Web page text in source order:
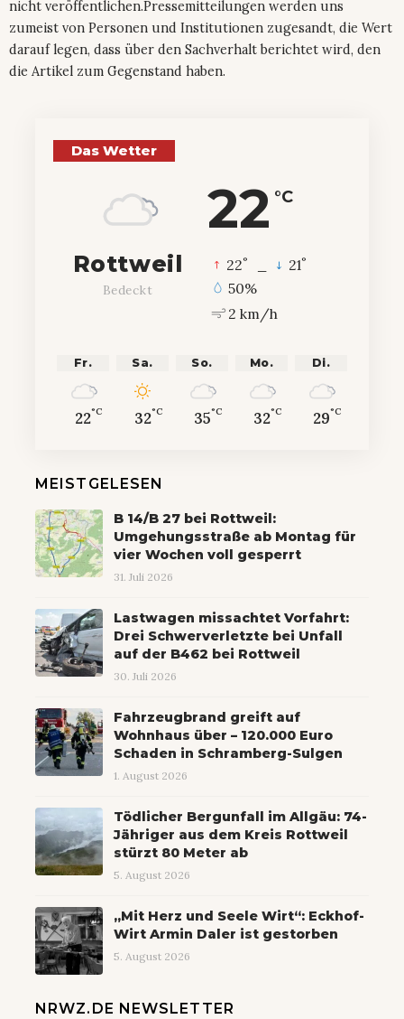
nicht veröffentlichen.Pressemitteilungen werden uns
zumeist von Personen und Institutionen zugesandt, die Wert
darauf legen, dass über den Sachverhalt berichtet wird, den
die Artikel zum Gegenstand haben.
Das Wetter
22 °C
Rottweil
Bedeckt
22° 21°
50%
2 km/h
Fr.
22°C
Sa.
32°C
So.
35°C
Mo.
32°C
Di.
29°C
MEISTGELESEN
B 14/B 27 bei Rottweil:
Umgehungsstraße ab Montag für
vier Wochen voll gesperrt
31. Juli 2026
Lastwagen missachtet Vorfahrt:
Drei Schwerverletzte bei Unfall
auf der B462 bei Rottweil
30. Juli 2026
Fahrzeugbrand greift auf
Wohnhaus über – 120.000 Euro
Schaden in Schramberg-Sulgen
1. August 2026
Tödlicher Bergunfall im Allgäu: 74-
Jähriger aus dem Kreis Rottweil
stürzt 80 Meter ab
5. August 2026
„Mit Herz und Seele Wirt“: Eckhof-
Wirt Armin Daler ist gestorben
5. August 2026
NRWZ.DE NEWSLETTER